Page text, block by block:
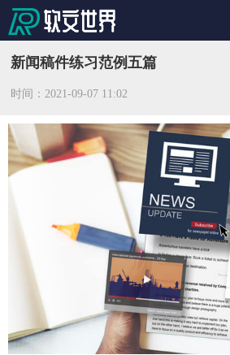
新闻稿件练习范例五篇
时间：2021-09-07 11:02